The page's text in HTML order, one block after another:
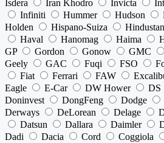
Isdera Iran Khodro Invicta
Infiniti
Hummer Hudson
Holden
Hispano-Suiza Hindustan
Haval
Hanomag Haima
GP
Gordon Gonow GMC
Geely
GAC Fuqi FSO
Fiat
Ferrari FAW
Eagle
E-Car DW Hower DS
Doninvest
DongFeng Dodge
Derways
DeLorean Delage
Datsun
Dallara Daimler
Dadi
Dacia Cord Coggiola